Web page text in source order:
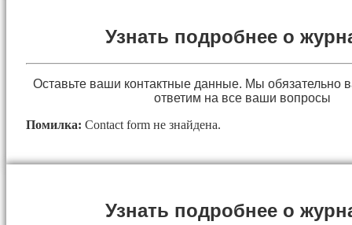
Узнать подробнее о
Оставьте ваши контактные данные. Мы обязательно
ответим на все ваши вопросы
Помилка: Contact form не знайдена.
Узнать подробнее о